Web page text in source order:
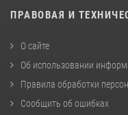
ПРАВОВАЯ И
О сайте
Об использовании
Правила обработки
Сообщить об ошибках